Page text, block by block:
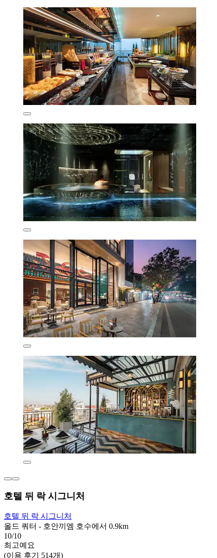
호텔 뒤 락 시그니처
호텔 뒤 락 시그니처
올드 쿼터 - 호안끼엠 호수에서 0.9km
10/10
최고예요
(이용 후기 514개)